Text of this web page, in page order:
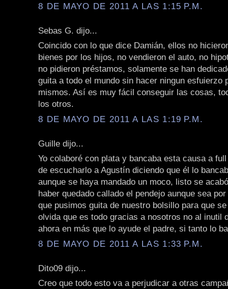
8 DE MAYO DE 2011 A LAS 1:15 P.M.
Sebas G. dijo...
Coincido con lo que dice Damián, ellos no
bienes por los hijos, no vendieron el auto, no
no pidieron préstamos, solamente se han
guita a todo el mundo sin hacer ningun esfuierzo
mismos. Así es muy fácil conseguir las cosas,
los otros.
8 DE MAYO DE 2011 A LAS 1:19 P.M.
Guille dijo...
Yo colaboré con plata y bancaba esta causa a
de escucharlo a Agustín diciendo que él lo
aunque se haya mandado un moco, listo se
haber quedado callado el pendejo aunque sea
que pusimos guita de nuestro bolsillo para que
olvida que es todo gracias a nosotros no al inutil
ahora en más que lo ayude el padre, si tanto lo
8 DE MAYO DE 2011 A LAS 1:33 P.M.
Dito09 dijo...
Creo que todo esto va a perjudicar a otras